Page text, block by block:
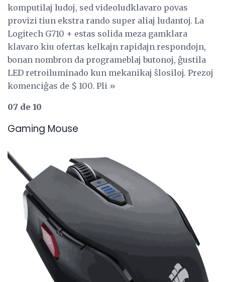
komputilaj ludoj, sed videoludklavaro povas
provizi tiun ekstra rando super aliaj ludantoj. La
Logitech G710 + estas solida meza gamklara
klavaro kiu ofertas kelkajn rapidajn respondojn,
bonan nombron da programeblaj butonoj, ĝustila
LED retroiluminado kun mekanikaj ŝlosiloj. Prezoj
komenciĝas de $ 100. Pli »
07 de 10
Gaming Mouse